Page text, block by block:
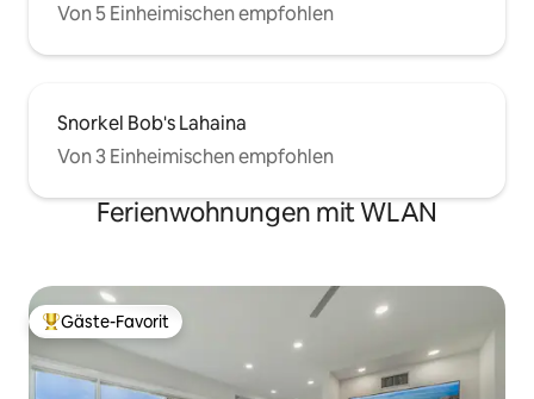
Von 5 Einheimischen empfohlen
Snorkel Bob's Lahaina
Von 3 Einheimischen empfohlen
Ferienwohnungen mit WLAN
Beliebter Gäste-Favorit.
Gäste-Favorit